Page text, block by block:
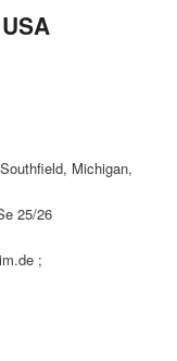
Michigan,
25/26
;